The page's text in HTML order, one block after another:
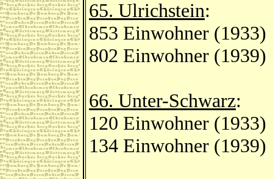
65. Ulrichstein:
853 Einwohner (1933)
802 Einwohner (1939)
66. Unter-Schwarz:
120 Einwohner (1933)
134 Einwohner (1939)